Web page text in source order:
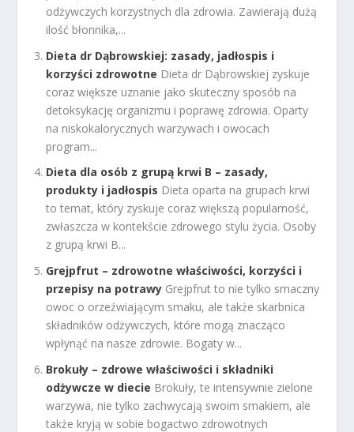
odżywczych korzystnych dla zdrowia. Zawierają dużą
ilość błonnika,...
Dieta dr Dąbrowskiej: zasady, jadłospis i
korzyści zdrowotne Dieta dr Dąbrowskiej zyskuje
coraz większe uznanie jako skuteczny sposób na
detoksykację organizmu i poprawę zdrowia. Oparty
na niskokalorycznych warzywach i owocach
program...
Dieta dla osób z grupą krwi B – zasady,
produkty i jadłospis Dieta oparta na grupach krwi
to temat, który zyskuje coraz większą popularność,
zwłaszcza w kontekście zdrowego stylu życia. Osoby
z grupą krwi B...
Grejpfrut – zdrowotne właściwości, korzyści i
przepisy na potrawy Grejpfrut to nie tylko smaczny
owoc o orzeźwiającym smaku, ale także skarbnica
składników odżywczych, które mogą znacząco
wpłynąć na nasze zdrowie. Bogaty w...
Brokuły – zdrowe właściwości i składniki
odżywcze w diecie Brokuły, te intensywnie zielone
warzywa, nie tylko zachwycają swoim smakiem, ale
także kryją w sobie bogactwo zdrowotnych